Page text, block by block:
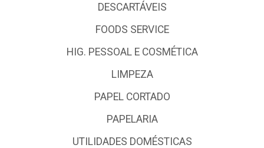
DESCARTÁVEIS
FOODS SERVICE
HIG. PESSOAL E COSMÉTICA
LIMPEZA
PAPEL CORTADO
PAPELARIA
UTILIDADES DOMÉSTICAS